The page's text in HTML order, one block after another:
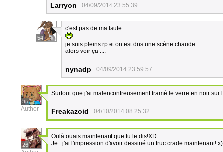
Larryon 04/09/2014 23:55:39
54
c'est pas de ma faute.
je suis pleins rp et on est dns une scène chaude
alors voir ça ....
nynadp 04/09/2014 23:59:57
35
Author
Surtout que j'ai malencontreusement tramé le verre en noir sur
Freakazoid 04/10/2014 08:25:32
26
Oulà ouais maintenant que tu le dis!XD
Je...j'ai l'impression d'avoir dessiné un truc crade maintenant! x)